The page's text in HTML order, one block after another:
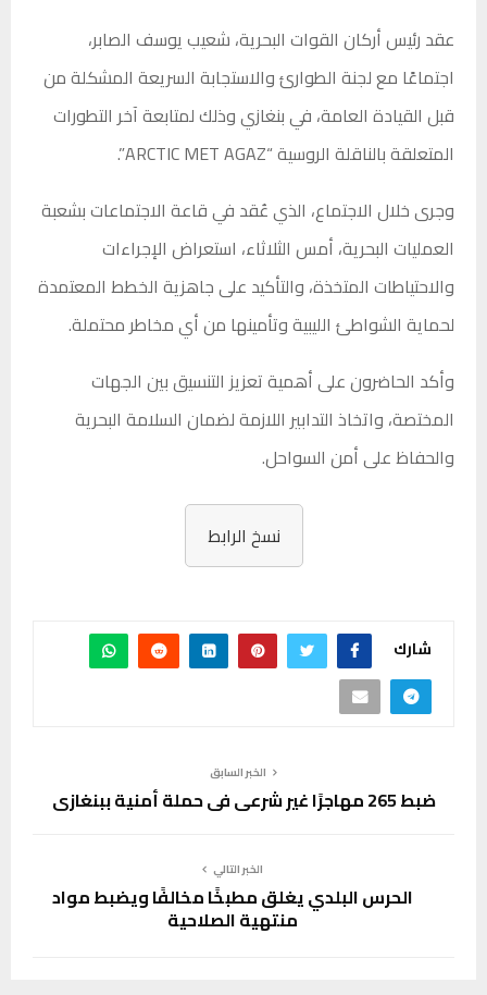
عقد رئيس أركان القوات البحرية، شعيب يوسف الصابر،
اجتماعًا مع لجنة الطوارئ والاستجابة السريعة المشكلة من
قبل القيادة العامة، في بنغازي وذلك لمتابعة آخر التطورات
المتعلقة بالناقلة الروسية “ARCTIC MET AGAZ”.
وجرى خلال الاجتماع، الذي عُقد في قاعة الاجتماعات بشعبة
العمليات البحرية، أمس الثلاثاء، استعراض الإجراءات
والاحتياطات المتخذة، والتأكيد على جاهزية الخطط المعتمدة
لحماية الشواطئ الليبية وتأمينها من أي مخاطر محتملة.
وأكد الحاضرون على أهمية تعزيز التنسيق بين الجهات
المختصة، واتخاذ التدابير اللازمة لضمان السلامة البحرية
والحفاظ على أمن السواحل.
نسخ الرابط
شارك
الخبر السابق
ضبط 265 مهاجرًا غير شرعي في حملة أمنية ببنغازي
الخبر التالي
الحرس البلدي يغلق مطبخًا مخالفًا ويضبط مواد
منتهية الصلاحية